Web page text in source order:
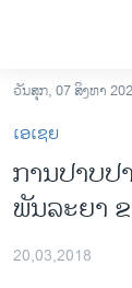
ເຂົ້າ
ຫາ
ຂ້າມ
ຂ້າມ
ຫາ
ອາເມຣິກາ
ການເລືອກຕັ້ງ
ຂ່າວ​ຈີນ
ວັນສຸກ, 07 ສິງຫາ
ເອເຊຍ
ການປາບ
ພັນລະຍາ
20,03,2018